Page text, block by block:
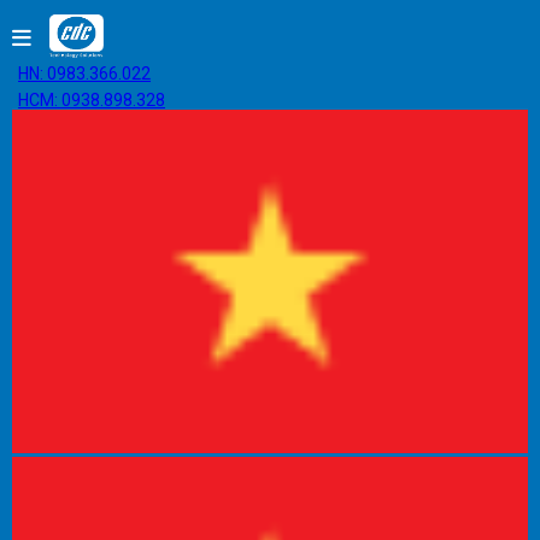
HN: 0983.366.022
HCM: 0938.898.328